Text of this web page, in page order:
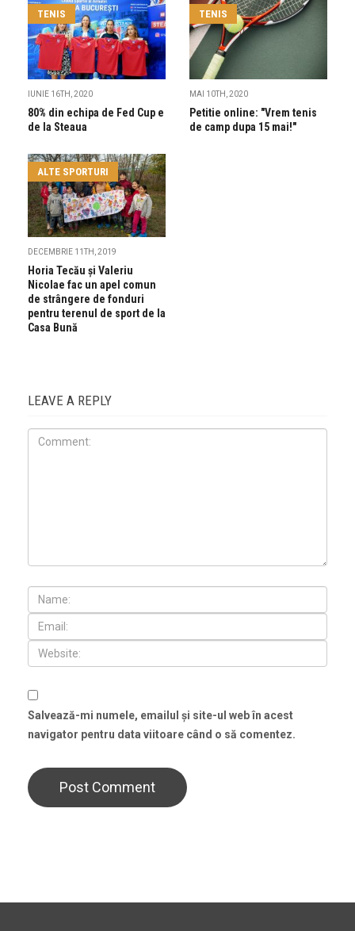
TENIS
IUNIE 16TH, 2020
80% din echipa de Fed Cup e
de la Steaua
TENIS
MAI 10TH, 2020
Petitie online: "Vrem tenis
de camp dupa 15 mai!"
ALTE SPORTURI
DECEMBRIE 11TH, 2019
Horia Tecău și Valeriu
Nicolae fac un apel comun
de strângere de fonduri
pentru terenul de sport de la
Casa Bună
LEAVE A REPLY
Salvează-mi numele, emailul și site-ul web în acest
navigator pentru data viitoare când o să comentez.